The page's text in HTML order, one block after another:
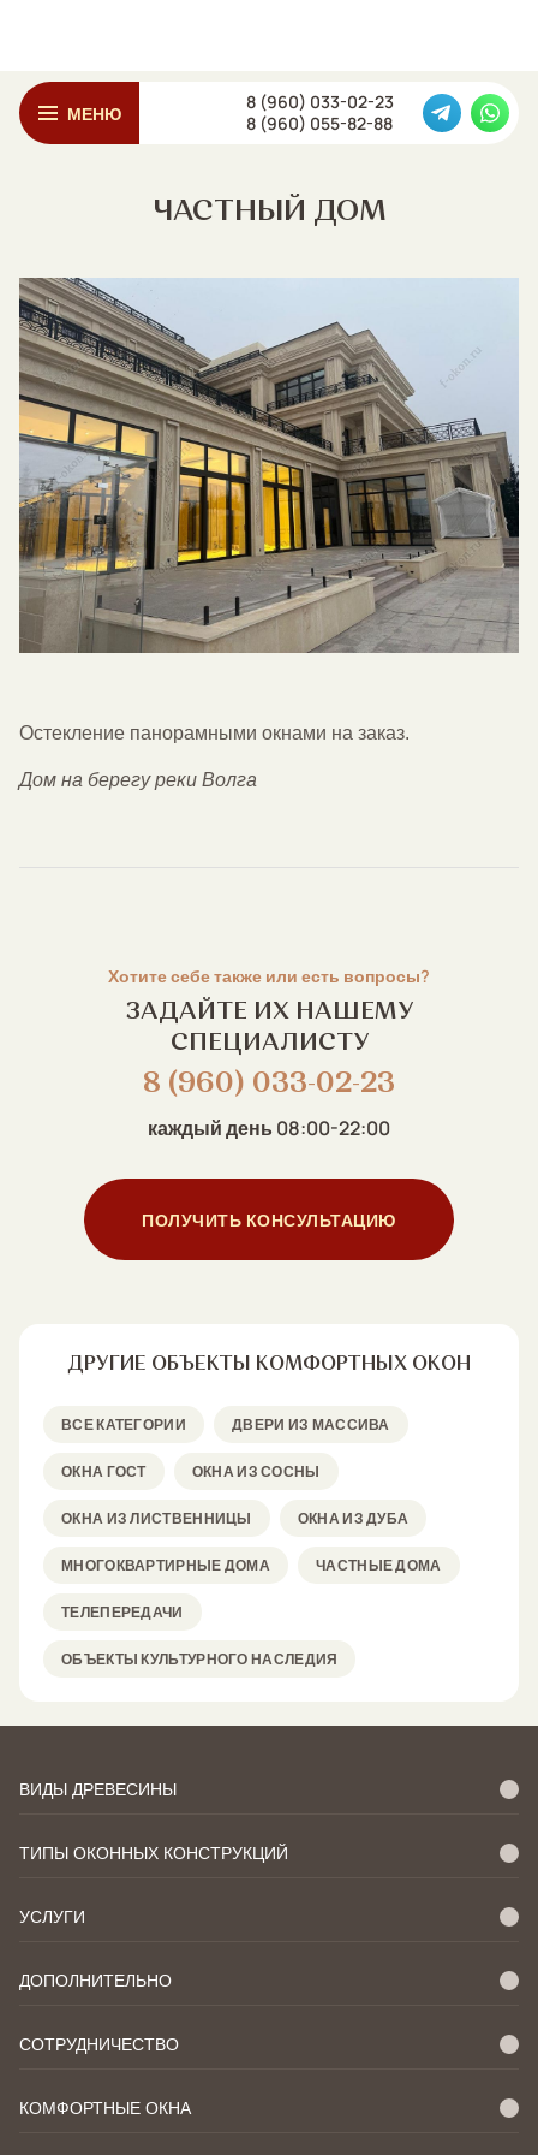
МЕНЮ
8 (960) 033-02-23
8 (960) 055-82-88
ЧАСТНЫЙ ДОМ
Остекление панорамными окнами на заказ.
Дом на берегу реки Волга
Хотите себе также или есть вопросы?
ЗАДАЙТЕ ИХ НАШЕМУ
СПЕЦИАЛИСТУ
8 (960) 033-02-23
каждый день 08:00-22:00
ПОЛУЧИТЬ КОНСУЛЬТАЦИЮ
ДРУГИЕ ОБЪЕКТЫ КОМФОРТНЫХ ОКОН
ВСЕ КАТЕГОРИИ ДВЕРИ ИЗ МАССИВА
ОКНА ГОСТ ОКНА ИЗ СОСНЫ
ОКНА ИЗ ЛИСТВЕННИЦЫ ОКНА ИЗ ДУБА
МНОГОКВАРТИРНЫЕ ДОМА ЧАСТНЫЕ ДОМА
ТЕЛЕПЕРЕДАЧИ
ОБЪЕКТЫ КУЛЬТУРНОГО НАСЛЕДИЯ
ВИДЫ ДРЕВЕСИНЫ
ТИПЫ ОКОННЫХ КОНСТРУКЦИЙ
УСЛУГИ
ДОПОЛНИТЕЛЬНО
СОТРУДНИЧЕСТВО
КОМФОРТНЫЕ ОКНА